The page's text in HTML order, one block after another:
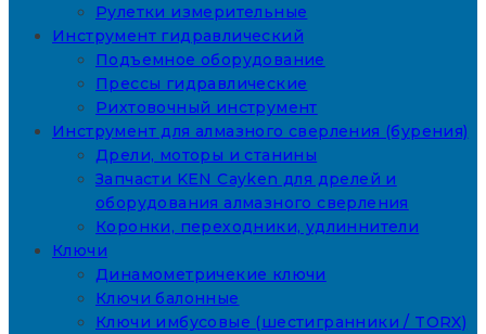
Рулетки измерительные
Инструмент гидравлический
Подъемное оборудование
Прессы гидравлические
Рихтовочный инструмент
Инструмент для алмазного сверления (бурения)
Дрели, моторы и станины
Запчасти KEN Cayken для дрелей и
оборудования алмазного сверления
Коронки, переходники, удлиннители
Ключи
Динамометричекие ключи
Ключи балонные
Ключи имбусовые (шестигранники / TORX)